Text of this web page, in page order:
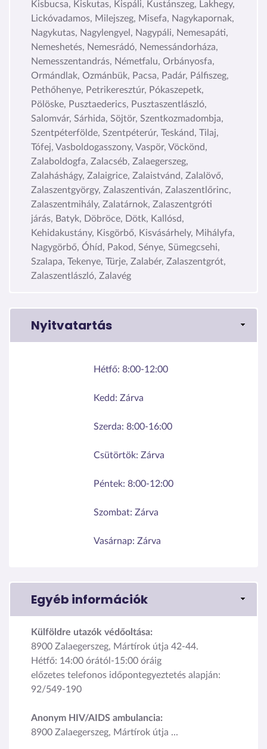
Kisbucsa, Kiskutas, Kispáli, Kustánszeg, Lakhegy,
Lickóvadamos, Milejszeg, Misefa, Nagykapornak,
Nagykutas, Nagylengyel, Nagypáli, Nemesapáti,
Nemeshetés, Nemesrádó, Nemessándorháza,
Nemesszentandrás, Németfalu, Orbányosfa,
Ormándlak, Ozmánbük, Pacsa, Padár, Pálfiszeg,
Pethőhenye, Petrikeresztúr, Pókaszepetk,
Pölöske, Pusztaederics, Pusztaszentlászló,
Salomvár, Sárhida, Söjtör, Szentkozmadombja,
Szentpéterfölde, Szentpéterúr, Teskánd, Tilaj,
Tófej, Vasboldogasszony, Vaspör, Vöckönd,
Zalaboldogfa, Zalacséb, Zalaegerszeg,
Zalaháshágy, Zalaigrice, Zalaistvánd, Zalalövő,
Zalaszentgyörgy, Zalaszentiván, Zalaszentlőrinc,
Zalaszentmihály, Zalatárnok, Zalaszentgróti
járás, Batyk, Döbröce, Dötk, Kallósd,
Kehidakustány, Kisgörbő, Kisvásárhely, Mihályfa,
Nagygörbő, Óhíd, Pakod, Sénye, Sümegcsehi,
Szalapa, Tekenye, Türje, Zalabér, Zalaszentgrót,
Zalaszentlászló, Zalavég
Nyitvatartás
Hétfő: 8:00-12:00
Kedd: Zárva
Szerda: 8:00-16:00
Csütörtök: Zárva
Péntek: 8:00-12:00
Szombat: Zárva
Vasárnap: Zárva
Egyéb információk
Külföldre utazók védőoltása:
8900 Zalaegerszeg, Mártírok útja 42-44.
Hétfő: 14:00 órától-15:00 óráig
előzetes telefonos időpontegyeztetés alapján:
92/549-190
Anonym HIV/AIDS ambulancia:
8900 Zalaegerszeg, Mártírok útja ...